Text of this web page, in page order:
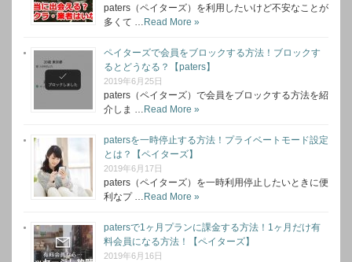
paters（ペイターズ）を利用したいけど不安なことが
多くて … Read More »
ペイターズで会員をブロックする方法！ブロックす
るとどうなる？【paters】
2019年6月25日
paters（ペイターズ）で会員をブロックする方法を紹
介しま … Read More »
patersを一時停止する方法！プライベートモード設定
とは？【ペイターズ】
2019年6月17日
paters（ペイターズ）を一時利用停止したいときに便
利なプ … Read More »
patersで1ヶ月プランに課金する方法！1ヶ月だけ有
料会員になる方法！【ペイターズ】
2019年6月16日